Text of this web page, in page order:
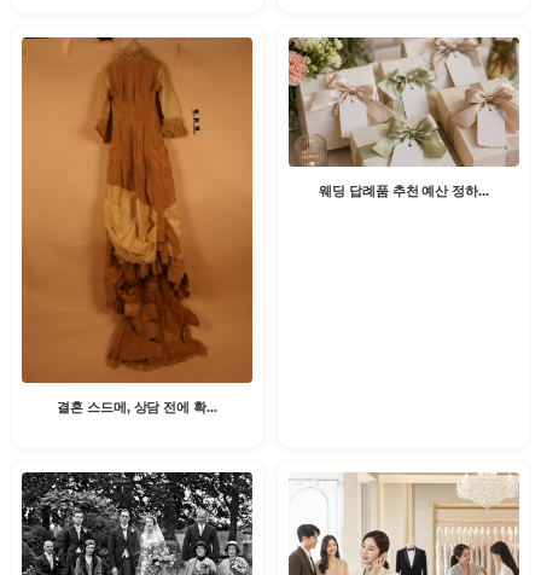
결혼 스드메, 상담 전에 확...
웨딩 답례품 추천 예산 정하...